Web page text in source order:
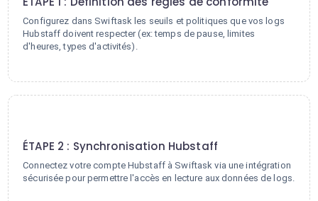
Configurez dans Swiftask les seuils et politiques que vos logs
Hubstaff doivent respecter (ex: temps de pause, limites
d'heures, types d'activités).
ÉTAPE 2 : Synchronisation Hubstaff
Connectez votre compte Hubstaff à Swiftask via une intégration
sécurisée pour permettre l'accès en lecture aux données de logs.